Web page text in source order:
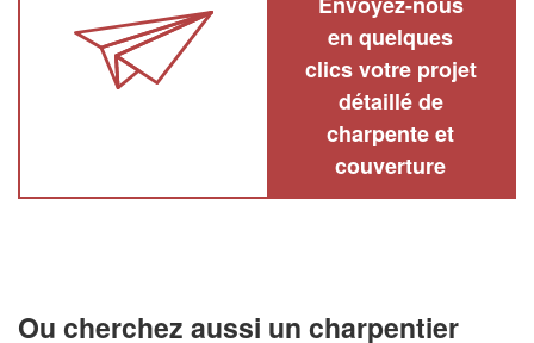
en quelques
clics votre projet
détaillé de
charpente et
couverture
Ou cherchez aussi un charpentier